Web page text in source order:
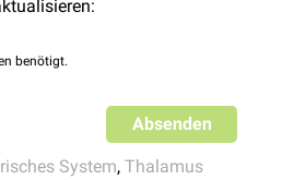
(Tegmentum
benötigt.
Absenden
System, Thalamus